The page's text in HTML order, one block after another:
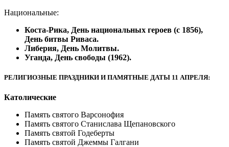
Национальные:
Коста-Рика, День национальных героев (с 1856),
День битвы Риваса.
Либерия, День Молитвы.
Уганда, День свободы (1962).
РЕЛИГИОЗНЫЕ ПРАЗДНИКИ И ПАМЯТНЫЕ ДАТЫ 11 АПРЕЛЯ:
Католические
Память святого Варсонофия
Память святого Станислава Щепановского
Память святой Годеберты
Память святой Джеммы Галгани